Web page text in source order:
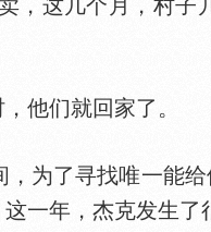
，这几个月，村子
他们就回家了。
为了寻找唯一能给
这一年，杰克发生